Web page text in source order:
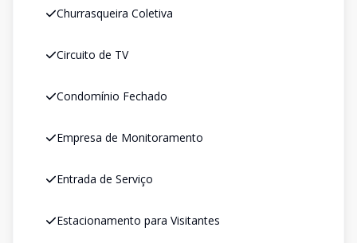
Churrasqueira Coletiva
Circuito de TV
Condomínio Fechado
Empresa de Monitoramento
Entrada de Serviço
Estacionamento para Visitantes